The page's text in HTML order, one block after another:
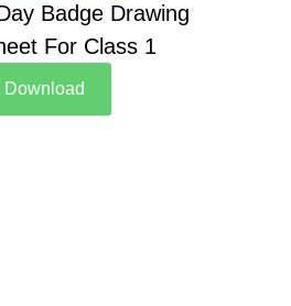
Badge Drawing
For Class 1
Download